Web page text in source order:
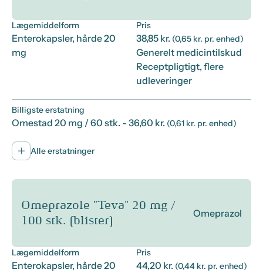
Lægemiddelform
Enterokapsler, hårde 20
mg
Pris
38,85 kr. (0,65 kr. pr. enhed)
Generelt medicintilskud
Receptpligtigt, flere
udleveringer
Billigste erstatning
Omestad 20 mg / 60 stk. - 36,60 kr. (0,61 kr. pr. enhed)
Alle erstatninger
Omeprazole "Teva" 20 mg /
100 stk. (blister)
Omeprazol
Lægemiddelform
Enterokapsler, hårde 20
Pris
44,20 kr. (0,44 kr. pr. enhed)